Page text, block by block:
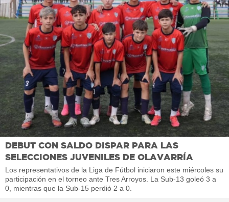
DEBUT CON SALDO DISPAR PARA LAS
SELECCIONES JUVENILES DE OLAVARRÍA
Los representativos de la Liga de Fútbol iniciaron este miércoles su
participación en el torneo ante Tres Arroyos. La Sub-13 goleó 3 a
0, mientras que la Sub-15 perdió 2 a 0.